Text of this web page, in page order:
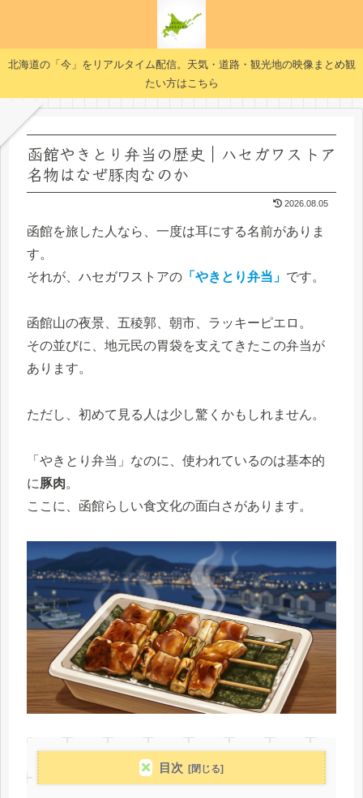
北海道の「今」をリアルタイム配信。天気・道路・観光地の映像まとめ観
たい方はこちら
函館やきとり弁当の歴史｜ハセガワストア
名物はなぜ豚肉なのか
2026.08.05
函館を旅した人なら、一度は耳にする名前がありま
す。
それが、ハセガワストアの 「やきとり弁当」 です。
函館山の夜景、五稜郭、朝市、ラッキーピエロ。
その並びに、地元民の胃袋を支えてきたこの弁当が
あります。
ただし、初めて見る人は少し驚くかもしれません。
「やきとり弁当」なのに、使われているのは基本的
に豚肉。
ここに、函館らしい食文化の面白さがあります。
目次